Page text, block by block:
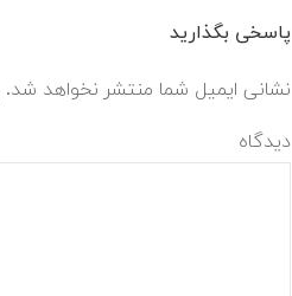
پاسخی بگذارید
نشانی ایمیل شما منتشر نخواهد شد.
دیدگاه